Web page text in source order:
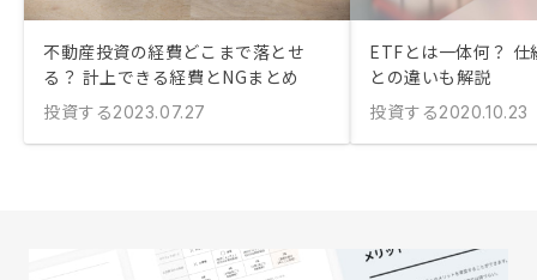
不動産投資の経費どこまで落とせ
る？ 計上できる経費とNGまとめ
投資する2023.07.27
ETFとは一体何？ 仕
との違いも解説
投資する2020.10.23